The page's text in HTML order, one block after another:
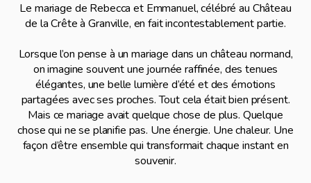
Le mariage de Rebecca et Emmanuel, célébré au Château
de la Crête à Granville, en fait incontestablement partie.
Lorsque l’on pense à un mariage dans un château normand,
on imagine souvent une journée raffinée, des tenues
élégantes, une belle lumière d’été et des émotions
partagées avec ses proches. Tout cela était bien présent.
Mais ce mariage avait quelque chose de plus. Quelque
chose qui ne se planifie pas. Une énergie. Une chaleur. Une
façon d’être ensemble qui transformait chaque instant en
souvenir.